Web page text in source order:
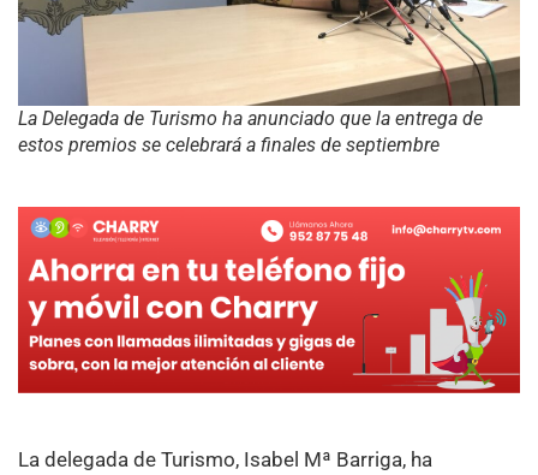
La Delegada de Turismo ha anunciado que la entrega de
estos premios se celebrará a finales de septiembre
La delegada de Turismo, Isabel Mª Barriga, ha